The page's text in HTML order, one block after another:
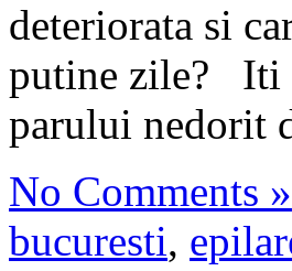
deteriorata si
putine zile? Iti
parului nedorit
No Comments »
bucuresti,